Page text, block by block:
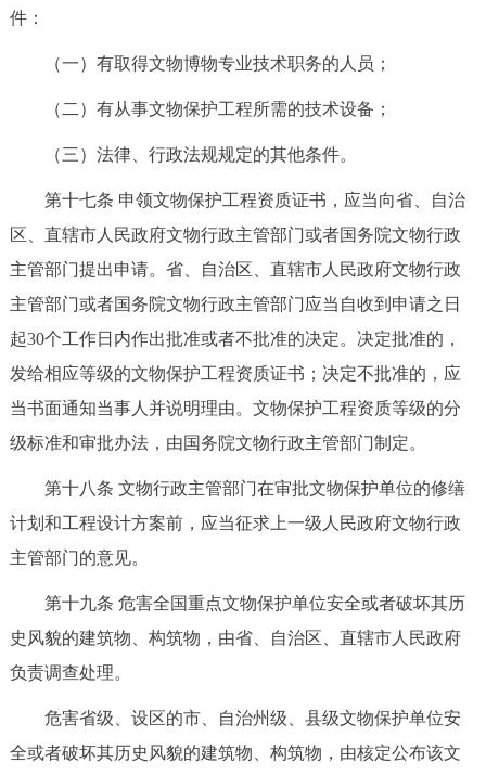
件：
（一）有取得文物博物专业技术职务的人员；
（二）有从事文物保护工程所需的技术设备；
（三）法律、行政法规规定的其他条件。
第十七条 申领文物保护工程资质证书，应当向省、自治
区、直辖市人民政府文物行政主管部门或者国务院文物行政
主管部门提出申请。省、自治区、直辖市人民政府文物行政
主管部门或者国务院文物行政主管部门应当自收到申请之日
起30个工作日内作出批准或者不批准的决定。决定批准的，
发给相应等级的文物保护工程资质证书；决定不批准的，应
当书面通知当事人并说明理由。文物保护工程资质等级的分
级标准和审批办法，由国务院文物行政主管部门制定。
第十八条 文物行政主管部门在审批文物保护单位的修缮
计划和工程设计方案前，应当征求上一级人民政府文物行政
主管部门的意见。
第十九条 危害全国重点文物保护单位安全或者破坏其历
史风貌的建筑物、构筑物，由省、自治区、直辖市人民政府
负责调查处理。
危害省级、设区的市、自治州级、县级文物保护单位安
全或者破坏其历史风貌的建筑物、构筑物，由核定公布该文